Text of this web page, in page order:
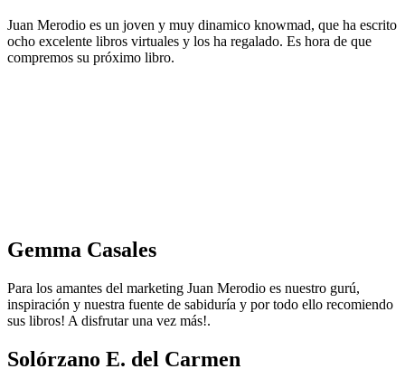
Juan Merodio es un joven y muy dinamico knowmad, que ha escrito
ocho excelente libros virtuales y los ha regalado. Es hora de que
compremos su próximo libro.
Gemma Casales
Para los amantes del marketing Juan Merodio es nuestro gurú,
inspiración y nuestra fuente de sabiduría y por todo ello recomiendo
sus libros! A disfrutar una vez más!.
Solórzano E. del Carmen